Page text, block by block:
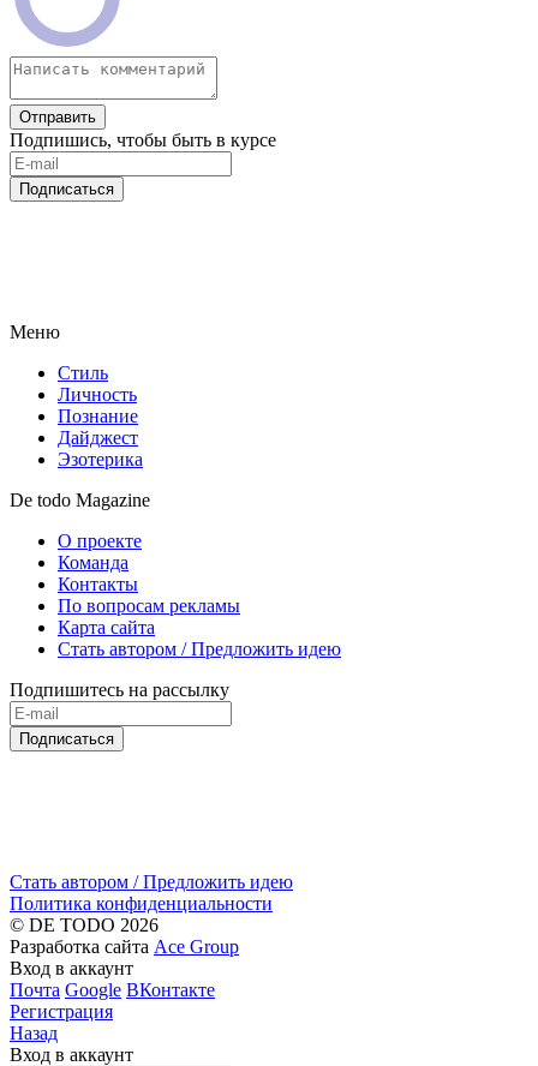
Отправить
Подпишись, чтобы быть в курсе
Подписаться
Меню
Стиль
Личность
Познание
Дайджест
Эзотерика
De todo Magazine
О проекте
Команда
Контакты
По вопросам рекламы
Карта сайта
Стать автором / Предложить идею
Подпишитесь на рассылку
Подписаться
Стать автором / Предложить идею
Политика конфиденциальности
© DE TODO 2026
Разработка сайта Ace Group
Вход в аккаунт
Почта Google ВКонтакте
Регистрация
Назад
Вход в аккаунт